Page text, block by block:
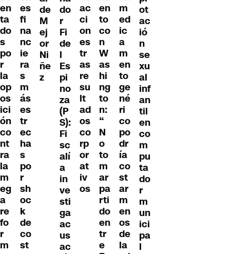
en
ta
do
s
po
r
la
op
os
ici
ón
co
nt
ra
la
m
eg
a
re
fo
r
m
es
fi
na
nc
ie
ra
s
m
ás
es
tr
ec
ha
s
po
r
sh
oc
k
de
co
st
de
M
ej
or
Ni
ñe
z
do
r
Fi
de
l
Es
pi
no
za
(P
S):
Fi
sc
alí
a
in
ve
sti
ga
ac
us
ac
ac
ci
on
es
tr
as
re
su
lt
ad
os
co
rp
or
at
iv
os
en
to
co
n
W
as
hi
ng
to
n:
“
N
o
to
m
ar
pa
rti
do
en
tr
e
m
ed
ic
a
m
en
to
ge
né
ri
co
po
dr
ía
co
st
ar
m
en
os
de
la
ot
ac
ió
n
se
xu
al
inf
an
til
en
co
m
pu
ta
do
r
m
un
ici
pa
l